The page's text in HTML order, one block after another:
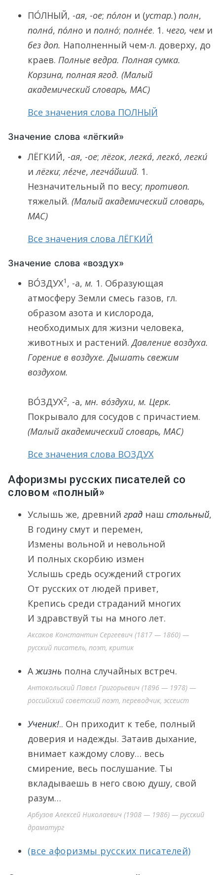
ПО́ЛНЫЙ, -ая, -ое; по́лон и (устар.) полн,
полна́, по́лно и полно́; полне́е. 1. чего, чем и
без доп. Наполненный чем-л. доверху, до
краев. Полные ведра. Полная сумка.
Корзина, полная ягод. (Малый
академический словарь, МАС)
Все значения слова ПОЛНЫЙ
Значение слова «лёгкий»
ЛЁГКИЙ, -ая, -ое;лёгок,легка́,легко́,легки́
илёгки;ле́гче,легча́йший. 1.
Незначительный по весу; противоп.
тяжелый. (Малый академический словарь,
МАС)
Все значения слова ЛЁГКИЙ
Значение слова «воздух»
ВО́ЗДУХ1 , -а, м. 1. Образующая
атмосферу Земли смесь газов, гл.
образом азота и кислорода,
необходимых для жизни человека,
животных и растений.Давление воздуха.
Горение в воздухе. Дышать свежим
воздухом.
ВО́ЗДУХ2, -а, мн. во́здухи, м. Церк.
Покрывало для сосудов с причастием.
(Малый академический словарь, МАС)
Все значения слова ВОЗДУХ
Афоризмы русских писателей со
словом «полный»
Услышь же, древний град наш стольный,
В годину смут и перемен,
Измены вольной и невольной
И полных скорбию измен
Услышь средь осуждений строгих
От русских от людей привет,
Крепись среди страданий многих
И здравствуй ты на много лет.
Аксаков Константин Сергеевич (1817 — 1860) —
русский писатель, поэт, критик
Ажизнь полна случайных встреч.
Антокольский Павел Григорьевич (1896 — 1978) —
российский советский поэт, переводчик, эссеист
Ученик!.. Он приходит к тебе, полный
доверия и надежды. Затаив дыхание,
внимает каждому слову… весь
смирение, весь послушание. Ты
вкладываешь в него свою душу, свой
разум…
Арбузов Алексей Николаевич (1908 — 1986) — русский
драматург
(все афоризмы русских писателей)